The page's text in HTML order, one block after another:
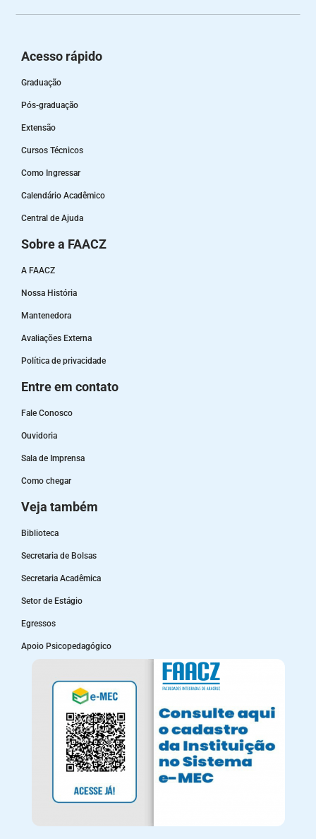
Acesso rápido
Graduação
Pós-graduação
Extensão
Cursos Técnicos
Como Ingressar
Calendário Acadêmico
Central de Ajuda
Sobre a FAACZ
A FAACZ
Nossa História
Mantenedora
Avaliações Externa
Política de privacidade
Entre em contato
Fale Conosco
Ouvidoria
Sala de Imprensa
Como chegar
Veja também
Biblioteca
Secretaria de Bolsas
Secretaria Acadêmica
Setor de Estágio
Egressos
Apoio Psicopedagógico